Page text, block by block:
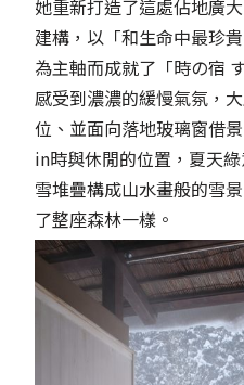
她重新打造了這處佔地廣
建構，以「和生命中最珍
為主軸而成就了「時の宿
感受到濃濃的緩慢氣氛，
位、並面向落地玻璃窗借
in時與休閒的位置，夏天
雪堆疊構成山水畫般的雪
了整座森林一樣。